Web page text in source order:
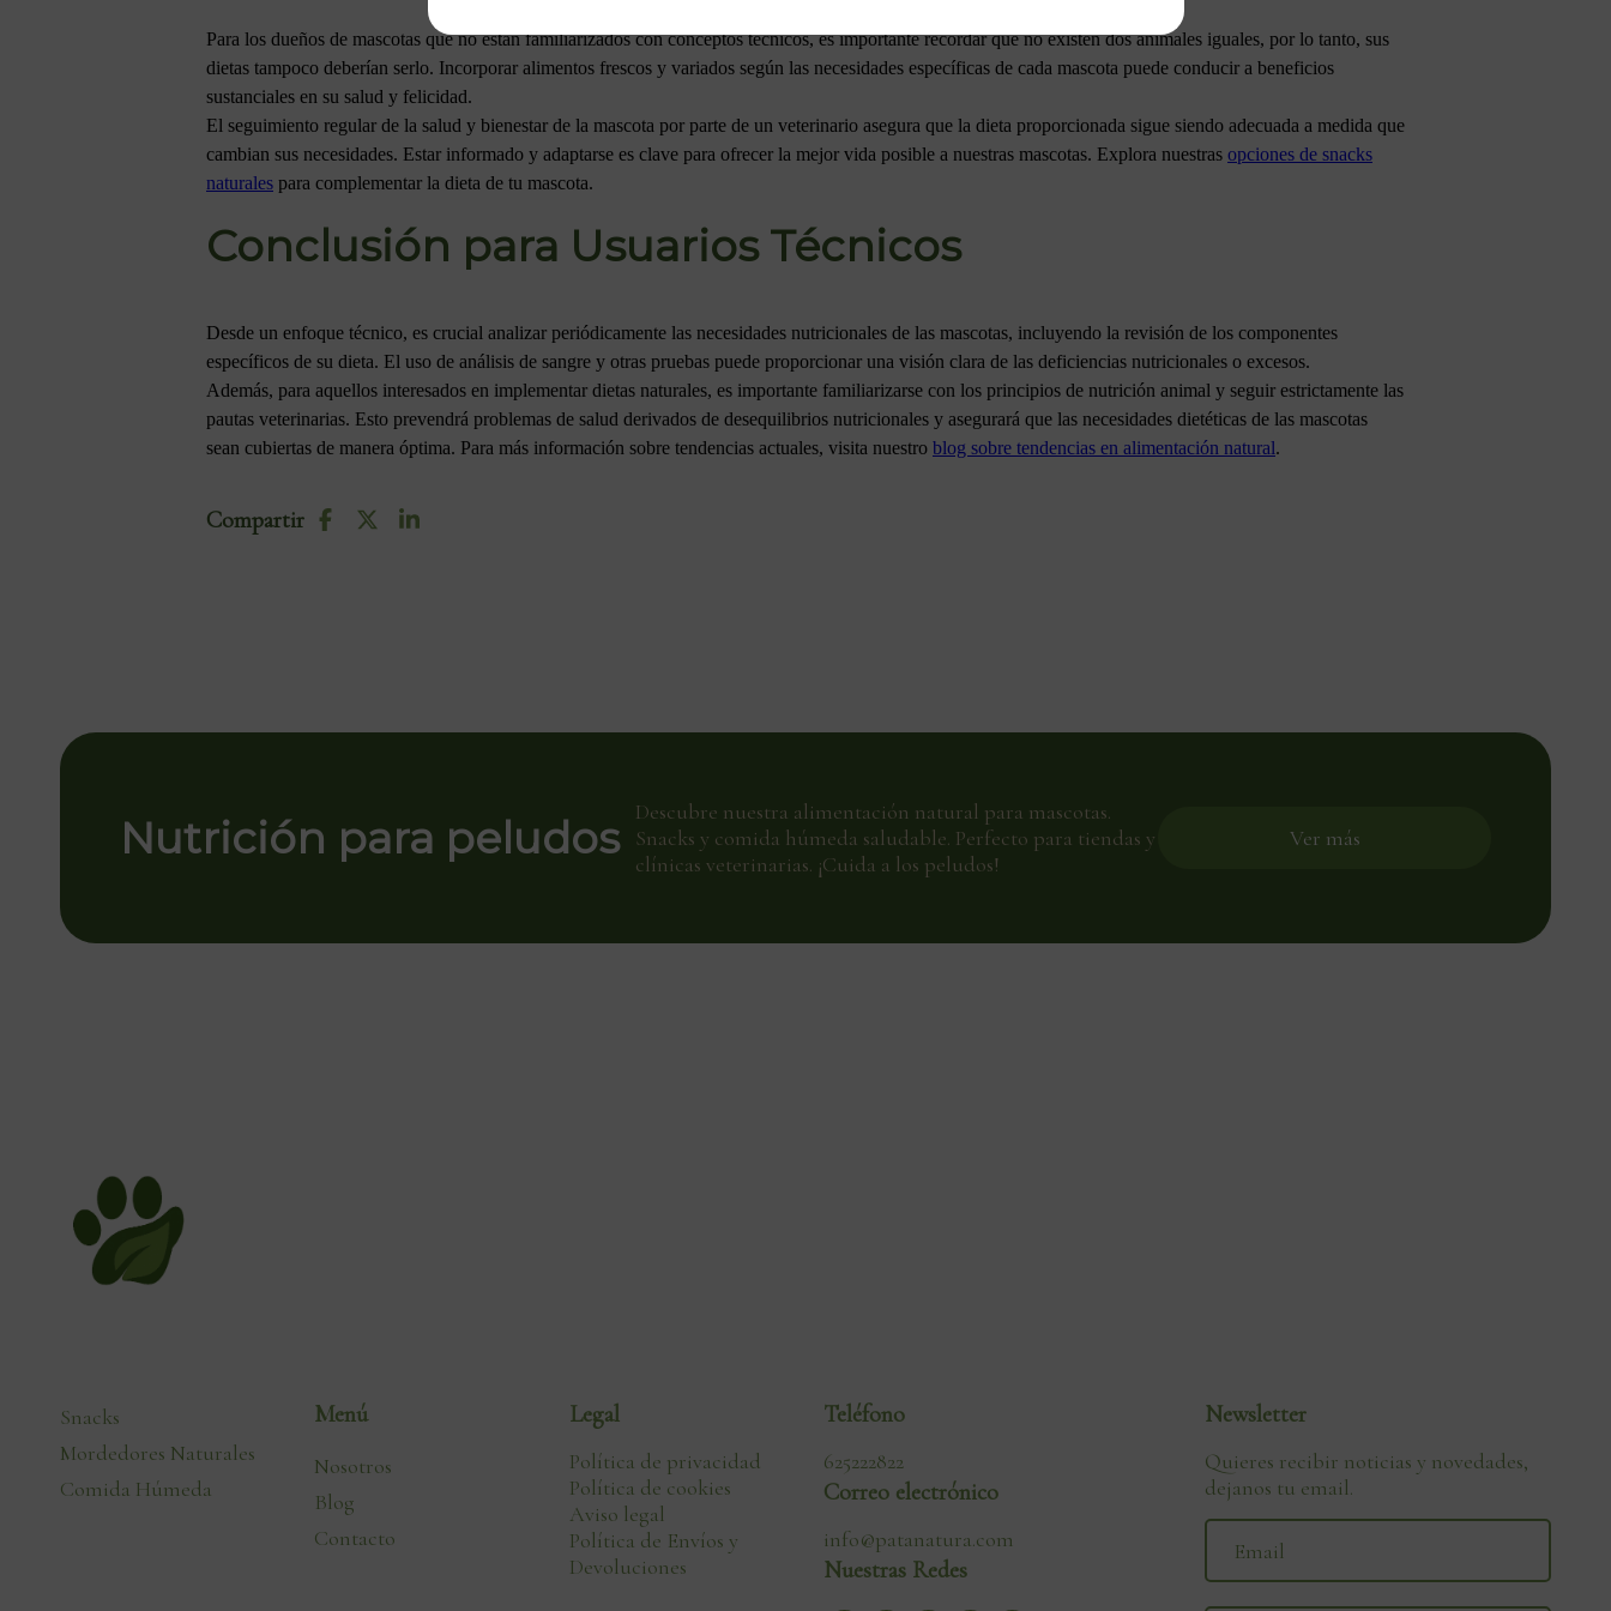
Para los dueños de mascotas que no están familiarizados con conceptos técnicos, es importante recordar que no existen dos animales iguales, por lo tanto, sus
dietas tampoco deberían serlo. Incorporar alimentos frescos y variados según las necesidades específicas de cada mascota puede conducir a beneficios
sustanciales en su salud y felicidad.
El seguimiento regular de la salud y bienestar de la mascota por parte de un veterinario asegura que la dieta proporcionada sigue siendo adecuada a medida que
cambian sus necesidades. Estar informado y adaptarse es clave para ofrecer la mejor vida posible a nuestras mascotas. Explora nuestras opciones de snacks
naturales para complementar la dieta de tu mascota.
Conclusión para Usuarios Técnicos
Desde un enfoque técnico, es crucial analizar periódicamente las necesidades nutricionales de las mascotas, incluyendo la revisión de los componentes
específicos de su dieta. El uso de análisis de sangre y otras pruebas puede proporcionar una visión clara de las deficiencias nutricionales o excesos.
Además, para aquellos interesados en implementar dietas naturales, es importante familiarizarse con los principios de nutrición animal y seguir estrictamente las
pautas veterinarias. Esto prevendrá problemas de salud derivados de desequilibrios nutricionales y asegurará que las necesidades dietéticas de las mascotas
sean cubiertas de manera óptima. Para más información sobre tendencias actuales, visita nuestro blog sobre tendencias en alimentación natural.
Compartir
Nutrición para peludos
Descubre nuestra alimentación natural para mascotas.
Snacks y comida húmeda saludable. Perfecto para tiendas y
clínicas veterinarias. ¡Cuida a los peludos!
Ver más
Snacks
Mordedores Naturales
Comida Húmeda
Menú
Nosotros
Blog
Contacto
Legal
Política de privacidad
Política de cookies
Aviso legal
Política de Envíos y
Devoluciones
Teléfono
625222822
Correo electrónico
info@patanatura.com
Nuestras Redes
Newsletter
Quieres recibir noticias y novedades,
dejanos tu email.